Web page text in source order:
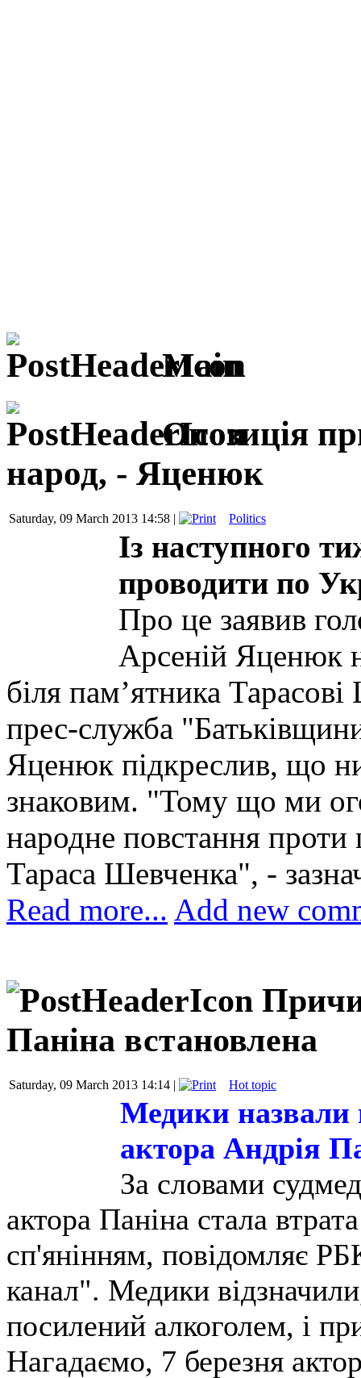
Main
Опозиція
народ, - Яценюк
Saturday, 09 March 2013 14:58 | Politics
Із наступного
проводити по
Про це заявив
Арсеній Яценюк
біля пам’ятника
прес-служба
Яценюк підкреслив, що
знаковим. "Тому що ми
народне повстання проти
Тараса Шевченка", -
Read more... Add new
Паніна встановлена
Saturday, 09 March 2013 14:14 | Hot topic
Медики назвали
актора Андрія
За словами
актора Паніна стала
сп'янінням, повідомляє
канал". Медики
посилений алкоголем, і
Нагадаємо, 7 березня